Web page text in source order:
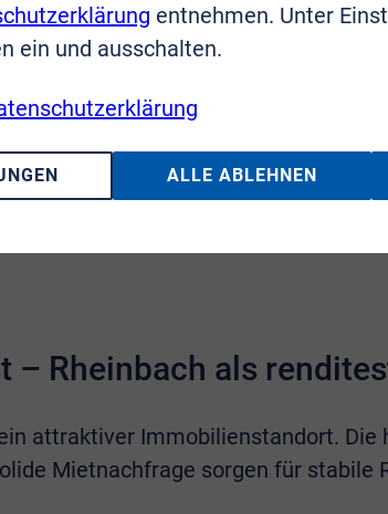
und Kapitalanleger sorgen für
positive Stadtentwicklung
um Ihre Immobilie optimal zu
und einer
– Rheinbach als
attraktiver Immobilienstandort. Die
Mietnachfrage sorgen für stabile
entnehmen. Unter
ein und ausschalten.
ALLE ABLEHNEN